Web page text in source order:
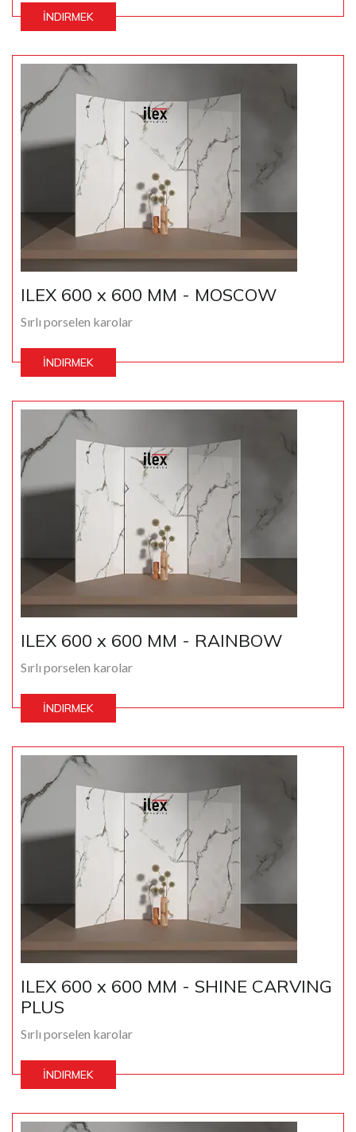
İNDIRMEK
ILEX 600 x 600 MM - MOSCOW
Sırlı porselen karolar
İNDIRMEK
ILEX 600 x 600 MM - RAINBOW
Sırlı porselen karolar
İNDIRMEK
ILEX 600 x 600 MM - SHINE CARVING
PLUS
Sırlı porselen karolar
İNDIRMEK